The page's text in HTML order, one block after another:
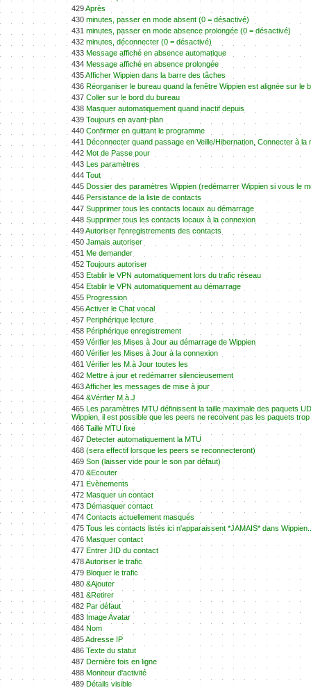
429Après
430 minutes, passer en mode absent (0 = désactivé)
431 minutes, passer en mode absence prolongée (0 = désactivé)
432 minutes, déconnecter (0 = désactivé)
433 Message affiché en absence automatique
434 Message affiché en absence prolongée
435Afficher Wippien dans la barre des tâches
436 Réorganiser le bureau quand la fenêtre Wippien est alignée sur le
437 Coller sur le bord du bureau
438 Masquer automatiquement quand inactif depuis
439 Toujours en avant-plan
440 Confirmer en quittant le programme
441 Déconnecter quand passage en Veille/Hibernation, Connecter à la
442 Mot de Passe pour
443 Les paramètres
444 Tout
445 Dossier des paramètres Wippien (redémarrer Wippien si vous le
446 Persistance de la liste de contacts
447 Supprimer tous les contacts locaux au démarrage
448 Supprimer tous les contacts locaux à la connexion
449Autoriser l'enregistrements des contacts
450 Jamais autoriser
451 Me demander
452 Toujours autoriser
453 Etablir le VPN automatiquement lors du trafic réseau
454 Etablir le VPN automatiquement au démarrage
455 Progression
456Activer le Chat vocal
457 Periphérique lecture
458 Périphérique enregistrement
459 Vérifier les Mises à Jour au démarrage de Wippien
460 Vérifier les Mises à Jour à la connexion
461 Vérifier les M.à Jour toutes les
462 Mettre à jour et redémarrer silencieusement
463Afficher les messages de mise à jour
464 &Vérifier M.à.J
465 Les paramètres MTU définissent la taille maximale des paquets
Wippien, il est possible que les peers ne recoivent pas les paquets
466 Taille MTU fixe
467 Detecter automatiquement la MTU
468 (sera effectif lorsque les peers se reconnecteront)
469 Son (laisser vide pour le son par défaut)
470 &Ecouter
471 Evènements
472 Masquer un contact
473 Démasquer contact
474 Contacts actuellement masqués
475 Tous les contacts listés ici n'apparaissent *JAMAIS* dans
476 Masquer contact
477 Entrer JID du contact
478Autoriser le trafic
479 Bloquer le trafic
480 &Ajouter
481 &Retirer
482 Par défaut
483 Image Avatar
484 Nom
485Adresse IP
486 Texte du statut
487 Dernière fois en ligne
488 Moniteur d'activité
489 Détails visible